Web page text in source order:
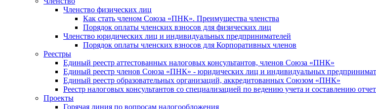
Членство физических лиц
Как стать членом Союза «ПНК». Преимущества членства
Порядок оплаты членских взносов для физических лиц
Членство юридических лиц и индивидуальных предпринимателей
Порядок оплаты членских взносов для Корпоративных членов
Реестры
Единый реестр аттестованных налоговых консультантов, членов Союза «ПНК»
Единый реестр членов Союза «ПНК» - юридических лиц и индивидуальных
Единый реестр образовательных организаций, аккредитованных Союзом «ПНК»
Реестр налоговых консультантов со специализацией по ведению учета и составлению
Проекты
Горячая линия по вопросам налогообложения